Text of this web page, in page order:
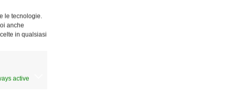
le tecnologie.
anche
in qualsiasi
active